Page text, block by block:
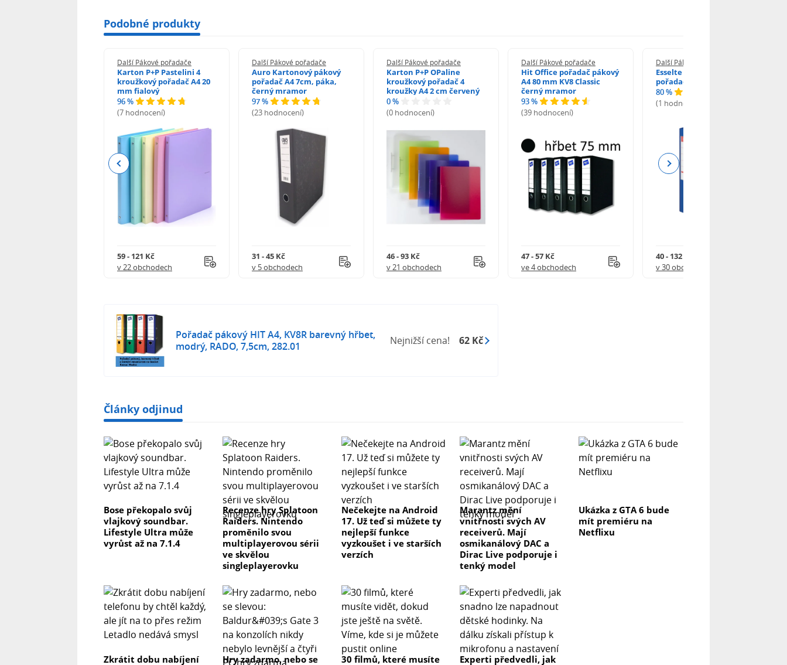
Podobné produkty
Další Pákové pořadače
Karton P+P Pastelini 4
kroužkový pořadač A4 20
mm fialový
96 %
(7 hodnocení)
59 - 121 Kč
v 22 obchodech
Další Pákové pořadače
Auro Kartonový pákový
pořadač A4 7cm, páka,
černý mramor
97 %
(23 hodnocení)
31 - 45 Kč
v 5 obchodech
Další Pákové pořadače
Karton P+P OPaline
kroužkový pořadač 4
kroužky A4 2 cm červený
0 %
(0 hodnocení)
46 - 93 Kč
v 21 obchodech
Další Pákové pořadače
Hit Office pořadač pákový
A4 80 mm KV8 Classic
černý mramor
93 %
(39 hodnocení)
47 - 57 Kč
ve 4 obchodech
Další Pákové pořadače
Esselte Economy pákový
pořadač A4 7,5 cm modrý
80 %
(1 hodnocení)
40 - 132 Kč
v 30 obchodech
Previous Next
Pořadač pákový HIT A4, KV8R barevný hřbet,
modrý, RADO, 7,5cm, 282.01
Nejnižší cena! 62 Kč
Články odjinud
Bose překopalo svůj
vlajkový soundbar.
Lifestyle Ultra může
vyrůst až na 7.1.4
Recenze hry Splatoon
Raiders. Nintendo
proměnilo svou
multiplayerovou sérii
ve skvělou
singleplayerovku
Nečekejte na Android
17. Už teď si můžete ty
nejlepší funkce
vyzkoušet i ve starších
verzích
Marantz mění
vnitřnosti svých AV
receiverů. Mají
osmikanálový DAC a
Dirac Live podporuje i
tenký model
Ukázka z GTA 6 bude
mít premiéru na
Netflixu
Zkrátit dobu nabíjení
Hry zadarmo, nebo se
30 filmů, které musíte
Experti předvedli, jak